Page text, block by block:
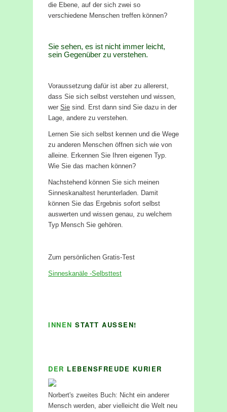
die Ebene, auf der sich zwei so
verschiedene Menschen treffen können?
Sie sehen, es ist nicht immer leicht,
sein Gegenüber zu verstehen.
Voraussetzung dafür ist aber zu allererst,
dass Sie sich selbst verstehen und wissen,
wer Sie sind. Erst dann sind Sie dazu in der
Lage, andere zu verstehen.
Lernen Sie sich selbst kennen und die Wege
zu anderen Menschen öffnen sich wie von
alleine. Erkennen Sie Ihren eigenen Typ.
Wie Sie das machen können?
Nachstehend können Sie sich meinen
Sinneskanaltest herunterladen. Damit
können Sie das Ergebnis sofort selbst
auswerten und wissen genau, zu welchem
Typ Mensch Sie gehören.
Zum persönlichen Gratis-Test
Sinneskanäle -Selbsttest
INNEN STATT AUSSEN!
DER LEBENSFREUDE KURIER
Norbert's zweites Buch: Nicht ein anderer
Mensch werden, aber vielleicht die Welt neu